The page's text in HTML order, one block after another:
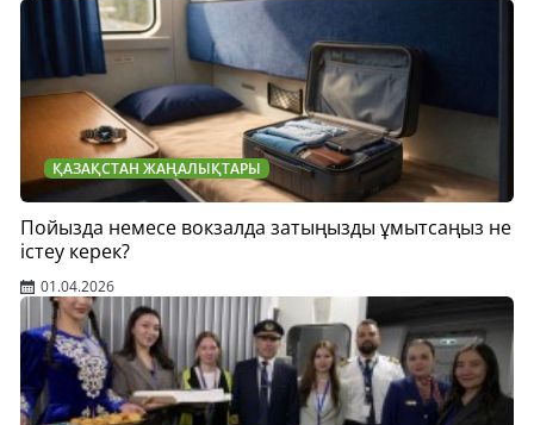
ҚАЗАҚСТАН ЖАҢАЛЫҚТАРЫ
Пойызда немесе вокзалда затыңызды ұмытсаңыз не
істеу керек?
01.04.2026